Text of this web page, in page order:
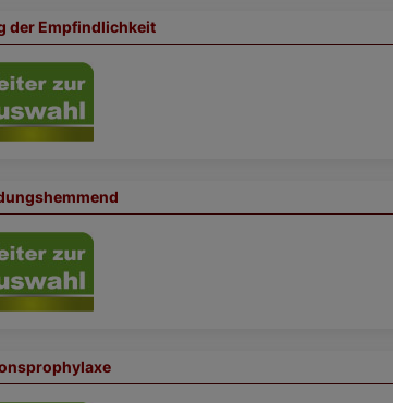
der Empfindlichkeit